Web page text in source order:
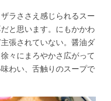
ラささえ感じられるスー
と思います。にもかかわ
張されていない。醤油ダ
々にまろやかさ広がって
わい、舌触りのスープで